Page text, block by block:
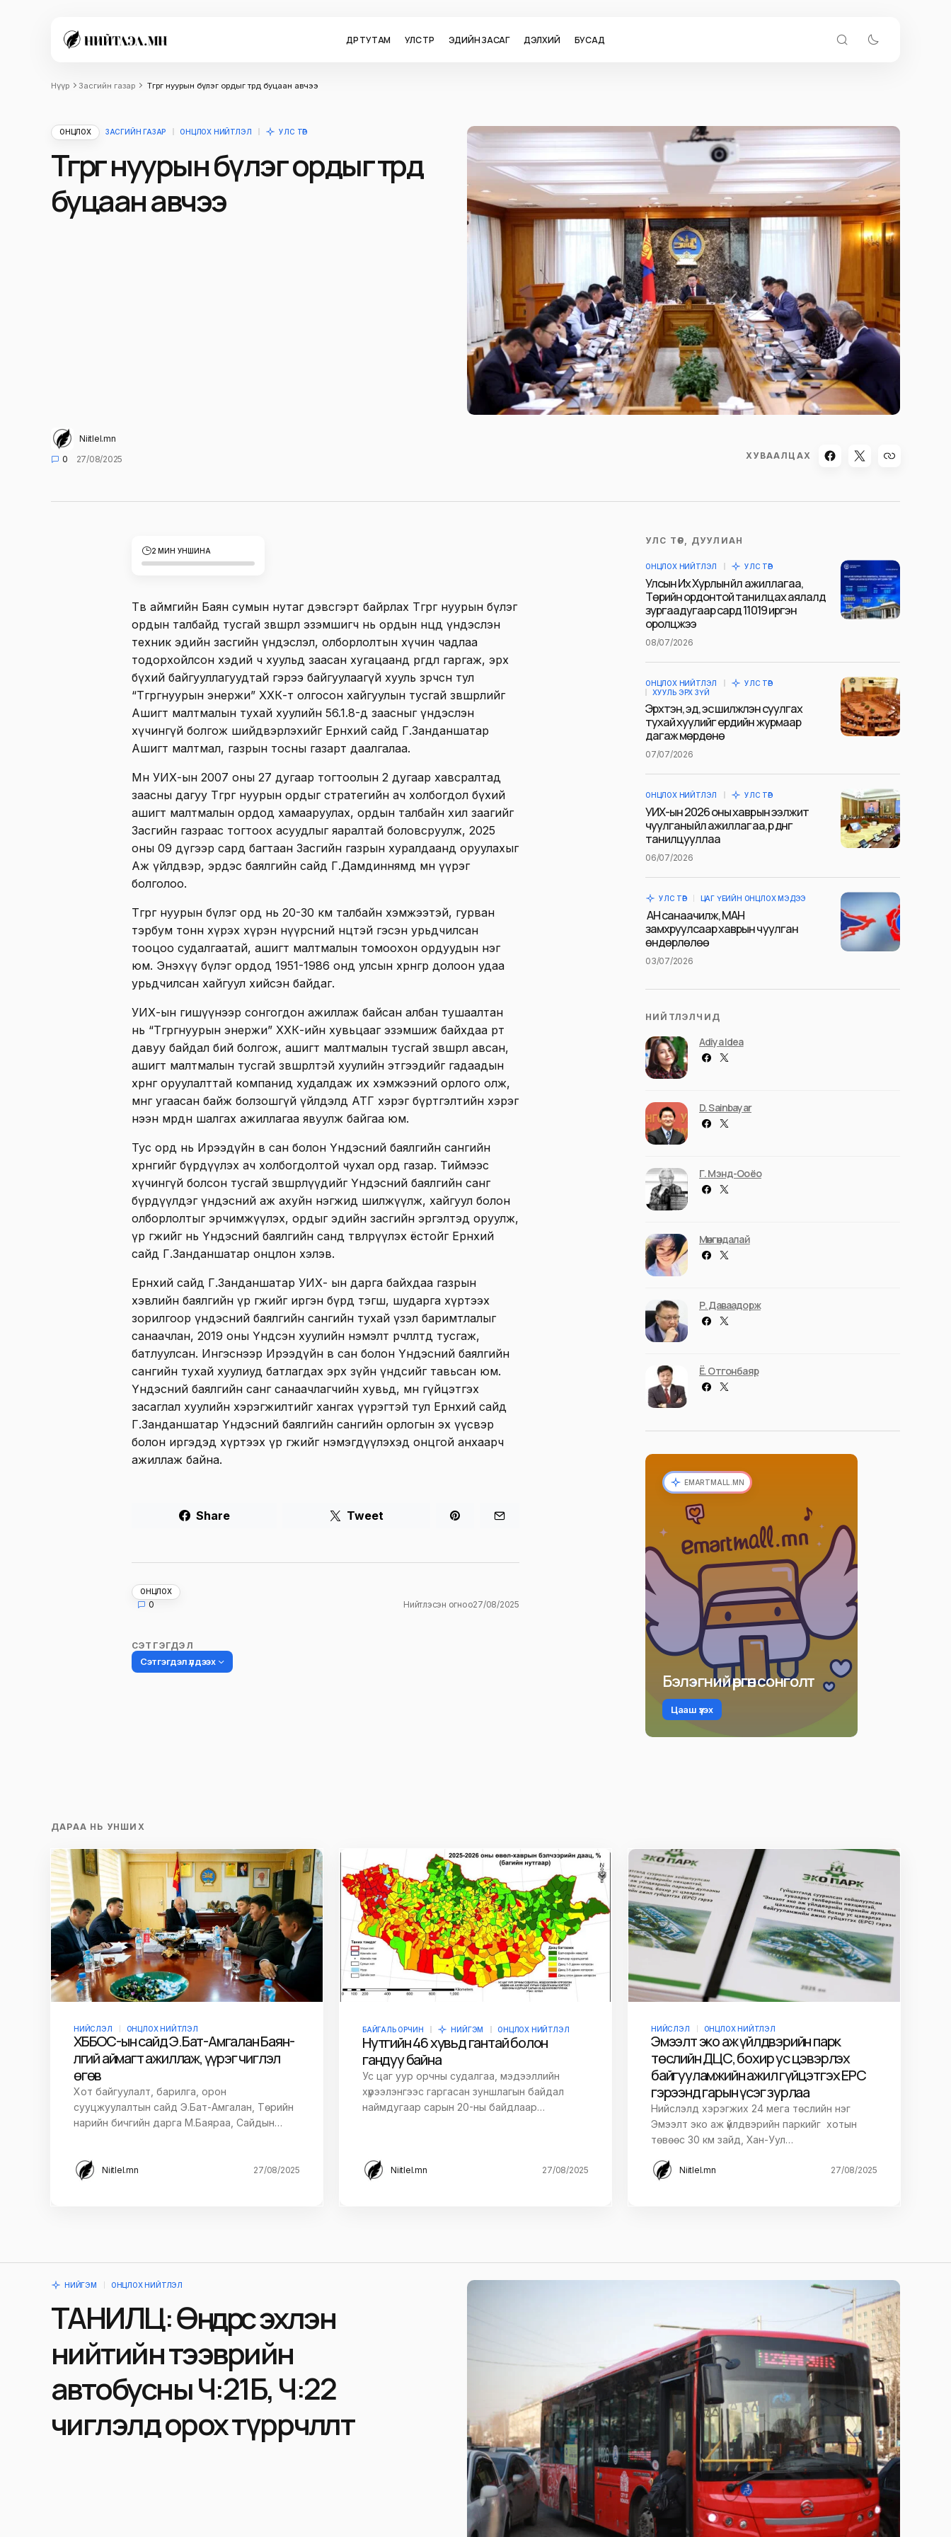
ӨДӨР ТУТАМ УЛС ТӨР ЭДИЙН ЗАСАГ ДЭЛХИЙ БУСАД
Нүүр Засгийн газар Төгрөг нуурын бүлэг ордыг төрд буцаан авчээ
ОНЦЛОХ ЗАСГИЙН ГАЗАР ОНЦЛОХ НИЙТЛЭЛ УЛС ТӨР
Төгрөг нуурын бүлэг ордыг төрд
буцаан авчээ
Niitlel.mn
0
27/08/2025 ХУВААЛЦАХ
2 МИН УНШИНА
Төв аймгийн Баян сумын нутаг дэвсгэрт байрлах Төгрөг нуурын бүлэг
ордын талбайд тусгай зөвшөөрөл эзэмшигч нь ордын нөөцөд үндэслэн
техник эдийн засгийн үндэслэл, олборлолтын хүчин чадлаа
тодорхойлсон хэдий ч хуульд заасан хугацаанд өргөдөл гаргаж, эрх
бүхий байгууллагуудтай гэрээ байгуулаагүй хууль зөрчсөн тул
“Төгрөгнуурын энержи” ХХК-т олгосон хайгуулын тусгай зөвшөөрлийг
Ашигт малтмалын тухай хуулийн 56.1.8-д заасныг үндэслэн
хүчингүй болгож шийдвэрлэхийг Ерөнхий сайд Г.Занданшатар
Ашигт малтмал, газрын тосны газарт даалгалаа.
Мөн УИХ-ын 2007 оны 27 дугаар тогтоолын 2 дугаар хавсралтад
заасны дагуу Төгрөг нуурын ордыг стратегийн ач холбогдол бүхий
ашигт малтмалын ордод хамааруулах, ордын талбайн хил заагийг
Засгийн газраас тогтоох асуудлыг яаралтай боловсруулж, 2025
оны 09 дүгээр сард багтаан Засгийн газрын хуралдаанд оруулахыг
Аж үйлдвэр, эрдэс баялгийн сайд Г.Дамдиннямд мөн үүрэг
болголоо.
Төгрөг нуурын бүлэг орд нь 20-30 км талбайн хэмжээтэй, гурван
тэрбум тонн хүрэх хүрэн нүүрсний нөөцтэй гэсэн урьдчилсан
тооцоо судалгаатай, ашигт малтмалын томоохон ордуудын нэг
юм. Энэхүү бүлэг ордод 1951-1986 онд улсын хөрөнгөөр долоон удаа
урьдчилсан хайгуул хийсэн байдаг.
УИХ-ын гишүүнээр сонгогдон ажиллаж байсан албан тушаалтан
нь “Төгрөгнуурын энержи” ХХК-ийн хувьцааг эзэмшиж байхдаа өөртөө
давуу байдал бий болгож, ашигт малтмалын тусгай зөвшөөрөл авсан,
ашигт малтмалын тусгай зөвшөөрөлтэй хуулийн этгээдийг гадаадын
хөрөнгө оруулалттай компанид худалдаж их хэмжээний орлого олж,
мөнгө угаасан байж болзошгүй үйлдэлд АТГ хэрэг бүртгэлтийн хэрэг
нээн мөрдөн шалгах ажиллагаа явуулж байгаа юм.
Тус орд нь Ирээдүйн өв сан болон Үндэсний баялгийн сангийн
хөрөнгийг бүрдүүлэх ач холбогдолтой чухал орд газар. Тиймээс
хүчингүй болсон тусгай зөвшөөрлүүдийг Үндэсний баялгийн санг
бүрдүүлдэг үндэсний аж ахуйн нэгжид шилжүүлж, хайгуул болон
олборлолтыг эрчимжүүлэх, ордыг эдийн засгийн эргэлтэд оруулж,
үр өгөөжийг нь Үндэсний баялгийн санд төвлөрүүлэх ёстойг Ерөнхий
сайд Г.Занданшатар онцлон хэлэв.
Ерөнхий сайд Г.Занданшатар УИХ- ын дарга байхдаа газрын
хэвлийн баялгийн үр өгөөжийг иргэн бүрд тэгш, шударга хүртээх
зорилгоор үндэсний баялгийн сангийн тухай үзэл баримтлалыг
санаачлан, 2019 оны Үндсэн хуулийн нэмэлт өөрчлөлтөд тусгаж,
батлуулсан. Ингэснээр Ирээдүйн өв сан болон Үндэсний баялгийн
сангийн тухай хуулиуд батлагдах эрх зүйн үндсийг тавьсан юм.
Үндэсний баялгийн санг санаачлагчийн хувьд, мөн гүйцэтгэх
засаглал хуулийн хэрэгжилтийг хангах үүрэгтэй тул Ерөнхий сайд
Г.Занданшатар Үндэсний баялгийн сангийн орлогын эх үүсвэр
болон иргэдэд хүртээх үр өгөөжийг нэмэгдүүлэхэд онцгой анхаарч
ажиллаж байна.
Share Tweet
ОНЦЛОХ
0 Нийтлэсэн огноо27/08/2025
СЭТГЭГДЭЛ
Сэтгэгдэл үлдээх
Сэтгэгдэл*
Save my name and e-mail in this browser for the next
time I comment.
Илгээх
УЛС ТӨР, ДУУЛИАН
ОНЦЛОХ НИЙТЛЭЛ УЛС ТӨР
Улсын Их Хурлын үйл ажиллагаа,
Төрийн ордонтой танилцах аялалд
зургаадугаар сард 11019 иргэн
оролцжээ
08/07/2026
ОНЦЛОХ НИЙТЛЭЛ
УЛС ТӨР
ХУУЛЬ ЭРХ ЗҮЙ
Эрхтэн, эд, эс шилжүүлэн суулгах
тухай хуулийг ердийн журмаар
дагаж мөрдөнө
07/07/2026
ОНЦЛОХ НИЙТЛЭЛ УЛС ТӨР
УИХ-ын 2026 оны хаврын ээлжит
чуулганы үйл ажиллагаа, үр дүнг
танилцууллаа
06/07/2026
УЛС ТӨР ЦАГ ҮЕИЙН ОНЦЛОХ МЭДЭЭ
АН санаачилж, МАН
замхруулсаар хаврын чуулган
өндөрлөлөө
03/07/2026
НИЙТЛЭЛЧИД
Adiya Idea
D. Sainbayar
Г. Мэнд-Ооёо
Мөнгөндалай
Р. Даваадорж
Ё. Отгонбаяр
EMARTMALL.MN
Бэлэгний өргөн сонголт
Цааш үзэх
ДАРАА НЬ УНШИХ
НИЙСЛЭЛ ОНЦЛОХ НИЙТЛЭЛ
ХББОС-ын сайд Э.Бат-Амгалан Баян-
Өлгий аймагт ажиллаж, үүрэг чиглэл
өгөв
Хот байгуулалт, барилга, орон
сууцжуулалтын сайд Э.Бат-Амгалан, Төрийн
нарийн бичгийн дарга М.Баяраа, Сайдын…
Niitlel.mn 27/08/2025
БАЙГАЛЬ ОРЧИН НИЙГЭМ ОНЦЛОХ НИЙТЛЭЛ
Нутгийн 46 хувьд гантай болон
гандуу байна
Ус цаг уур орчны судалгаа, мэдээллийн
хүрээлэнгээс гаргасан зуншлагын байдал
наймдугаар сарын 20-ны байдлаар…
Niitlel.mn 27/08/2025
НИЙСЛЭЛ ОНЦЛОХ НИЙТЛЭЛ
Эмээлт эко аж үйлдвэрийн парк
төслийн ДЦС, бохир ус цэвэрлэх
байгууламжийн ажил гүйцэтгэх EPC
гэрээнд гарын үсэг зурлаа
Нийслэлд хэрэгжих 24 мега төслийн нэг
Эмээлт эко аж үйлдвэрийн паркийг хотын
төвөөс 30 км зайд, Хан-Уул…
Niitlel.mn 27/08/2025
НИЙГЭМ ОНЦЛОХ НИЙТЛЭЛ
ТАНИЛЦ: Өнөөдрөөс эхлэн
нийтийн тээврийн
автобусны Ч:21Б, Ч:22
чиглэлд орох түр өөрчлөлт